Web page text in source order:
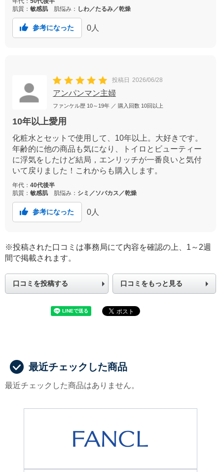
肌質： 敏感肌 肌悩み： しわ／たるみ／乾燥
参考になった 0 人
投稿日 2026/06/28
アンパンマン主婦
ファンケル歴 10～19年 ／ 購入回数 10回以上
10年以上愛用
化粧水とセットで使用して、10年以上。大好きです。
年齢的に他の商品も気になり、トイロとビューティー
に浮気をしたけど結局，エンリッチが一番良いと気付
いて戻りました！これからも購入します。
年代： 40代後半
肌質： 敏感肌 肌悩み： シミ／ソバカス／乾燥
参考になった 0 人
※投稿された口コミは事務局にて内容を確認の上、1～2週
間で掲載されます。
口コミを投稿する 口コミをもっと見る
最近チェックした商品
最近チェックした商品はありません。